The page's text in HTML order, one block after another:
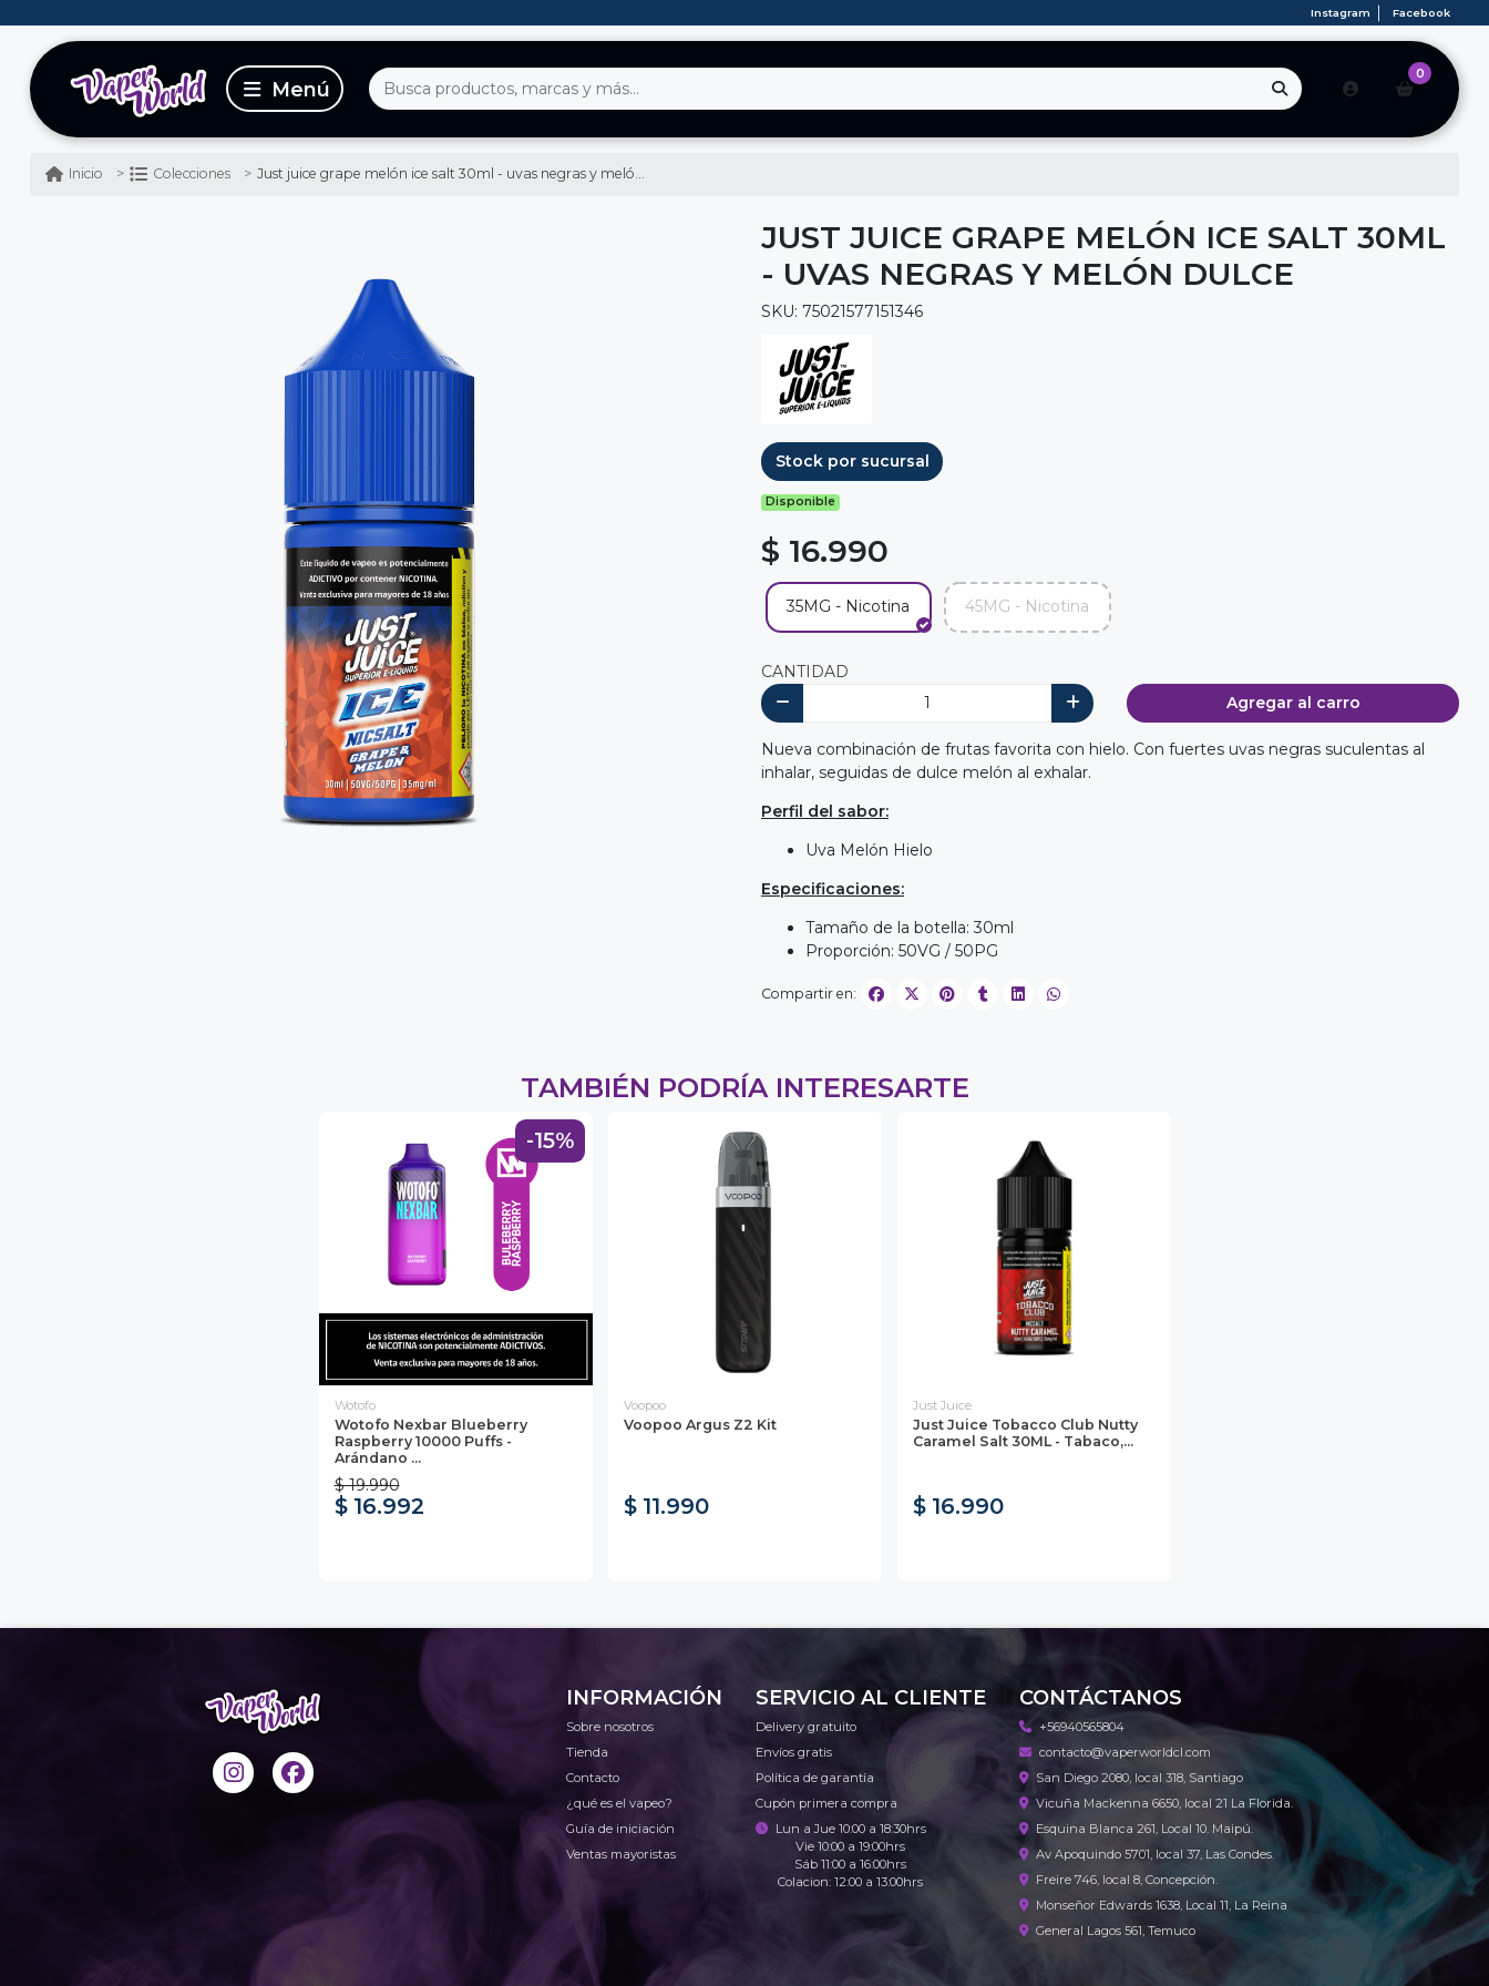
Instagram Facebook
0
Inicio Colecciones Just juice grape melón ice salt 30ml - uvas negras y melón dulce
JUST JUICE GRAPE MELÓN ICE SALT 30ML
- UVAS NEGRAS Y MELÓN DULCE
SKU: 75021577151346
Stock por sucursal
Disponible
$ 16.990
35MG - Nicotina 45MG - Nicotina
CANTIDAD
Agregar al carro
Nueva combinación de frutas favorita con hielo. Con fuertes uvas negras suculentas al
inhalar, seguidas de dulce melón al exhalar.
Perfil del sabor:
Uva Melón Hielo
Especificaciones:
Tamaño de la botella: 30ml
Proporción: 50VG / 50PG
Compartir en:
TAMBIÉN PODRÍA INTERESARTE
-15%
Wotofo
Wotofo Nexbar Blueberry
Raspberry 10000 Puffs -
Arándano ...
$ 19.990
$ 16.992
Voopoo
Voopoo Argus Z2 Kit
$ 11.990
Just Juice
Just Juice Tobacco Club Nutty
Caramel Salt 30ML - Tabaco,...
$ 16.990
INFORMACIÓN
Sobre nosotros
Tienda
Contacto
¿qué es el vapeo?
Guía de iniciación
Ventas mayoristas
SERVICIO AL CLIENTE
Delivery gratuito
Envíos gratis
Política de garantía
Cupón primera compra
Lun a Jue 10:00 a 18:30hrs
Vie 10:00 a 19:00hrs
Sáb 11:00 a 16:00hrs
Colacion: 12:00 a 13:00hrs
CONTÁCTANOS
+56940565804
contacto@vaperworldcl.com
San Diego 2080, local 318, Santiago
Vicuña Mackenna 6650, local 21 La Florida.
Esquina Blanca 261, Local 10. Maipú.
Av Apoquindo 5701, local 37, Las Condes.
Freire 746, local 8, Concepción.
Monseñor Edwards 1638, Local 11, La Reina
General Lagos 561, Temuco